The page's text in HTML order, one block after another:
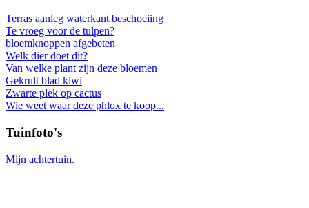
Terras aanleg waterkant beschoeiing
Te vroeg voor de tulpen?
bloemknoppen afgebeten
Welk dier doet dit?
Van welke plant zijn deze bloemen
Gekrult blad kiwi
Zwarte plek op cactus
Wie weet waar deze phlox te koop...
Tuinfoto's
Mijn achtertuin.